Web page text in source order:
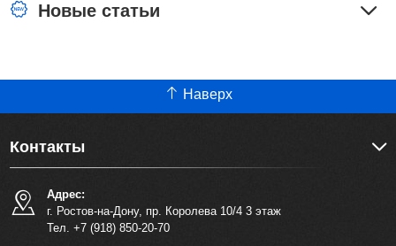
Новые статьи
Наверх
Контакты
Адрес:
г. Ростов-на-Дону, пр. Королева 10/4 3 этаж
Тел. +7 (918) 850-20-70